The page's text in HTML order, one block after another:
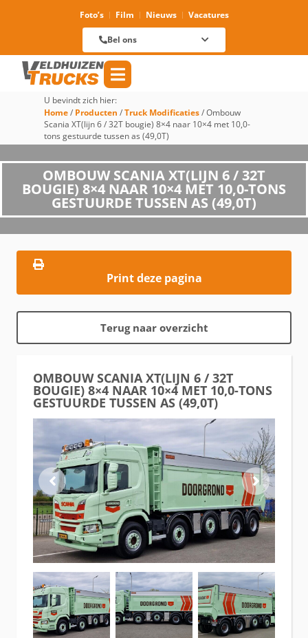
Foto’s Film Nieuws Vacatures
Bel ons
U bevindt zich hier:
Home/ Producten /Truck Modificaties/Ombouw
Scania XT(lijn 6 / 32T bougie) 8×4 naar 10×4 met 10,0-
tons gestuurde tussen as (49,0T)
OMBOUW SCANIA XT(LIJN 6 / 32T
BOUGIE) 8×4 NAAR 10×4 MET 10,0-TONS
GESTUURDE TUSSEN AS (49,0T)
Print deze pagina
Terug naar overzicht
OMBOUW SCANIA XT(LIJN 6 / 32T
BOUGIE) 8×4 NAAR 10×4 MET 10,0-TONS
GESTUURDE TUSSEN AS (49,0T)